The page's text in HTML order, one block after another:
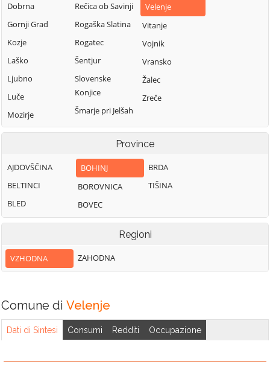
Dobrna
Gornji Grad
Kozje
Laško
Ljubno
Luče
Mozirje
Nazarje
Rečica ob Savinji
Rogaška Slatina
Rogatec
Šentjur
Slovenske
Konjice
Šmarje pri Jelšah
Šmartno ob Paki
Velenje
Vitanje
Vojnik
Vransko
Žalec
Zreče
Province
AJDOVŠČINA
BELTINCI
BLED
BOHINJ
BOROVNICA
BOVEC
BRDA
TIŠINA
Regioni
VZHODNA ZAHODNA
Comune di Velenje
Dati di Sintesi Consumi Redditi Occupazione